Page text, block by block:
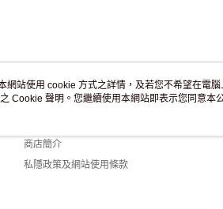
關於我們
商店簡介
私隱政策及網站使用條款
網站使用 cookie 方式之詳情，及若您不希望在電
Cookie 聲明。您繼續使用本網站即表示您同意本